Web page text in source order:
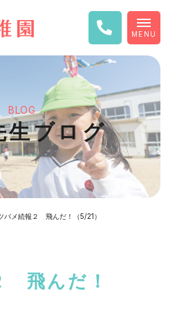
MENU
BLOG
生ブログ
バメ続報２ 飛んだ！（5/21）
飛んだ！